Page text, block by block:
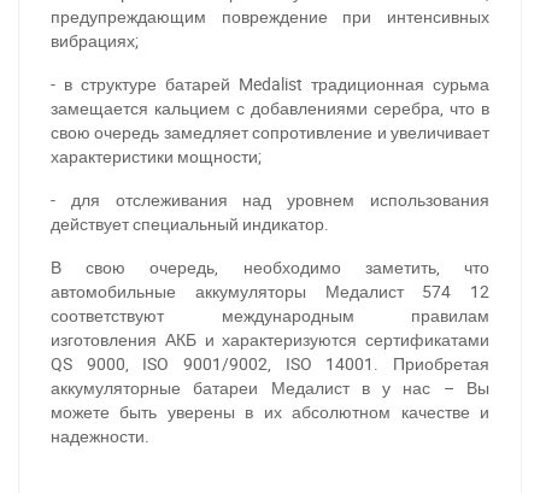
предупреждающим повреждение при интенсивных
вибрациях;
- в структуре батарей Medalist традиционная сурьма
замещается кальцием с добавлениями серебра, что в
свою очередь замедляет сопротивление и увеличивает
характеристики мощности;
- для отслеживания над уровнем использования
действует специальный индикатор.
В свою очередь, необходимо заметить, что
автомобильные аккумуляторы Медалист 574 12
соответствуют международным правилам
изготовления АКБ и характеризуются сертификатами
QS 9000, ISO 9001/9002, ISO 14001. Приобретая
аккумуляторные батареи Медалист в у нас – Вы
можете быть уверены в их абсолютном качестве и
надежности.
При отсутствии связи - пишите, звоните в Viber /
Telegram (093) 600-51-11